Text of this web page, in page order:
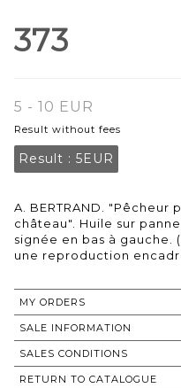
373
5 - 10 EUR
Result without fees
Result : 5EUR
A. BERTRAND. "Pêcheur
château". Huile sur
signée en bas à gauche.
une reproduction
MY ORDERS
SALE INFORMATION
SALES CONDITIONS
RETURN TO CATALOGUE